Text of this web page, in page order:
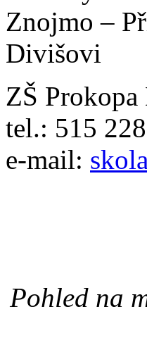
Znojmo –
Divišovi
ZŠ
tel.: 515
e-mail:
Pohled na